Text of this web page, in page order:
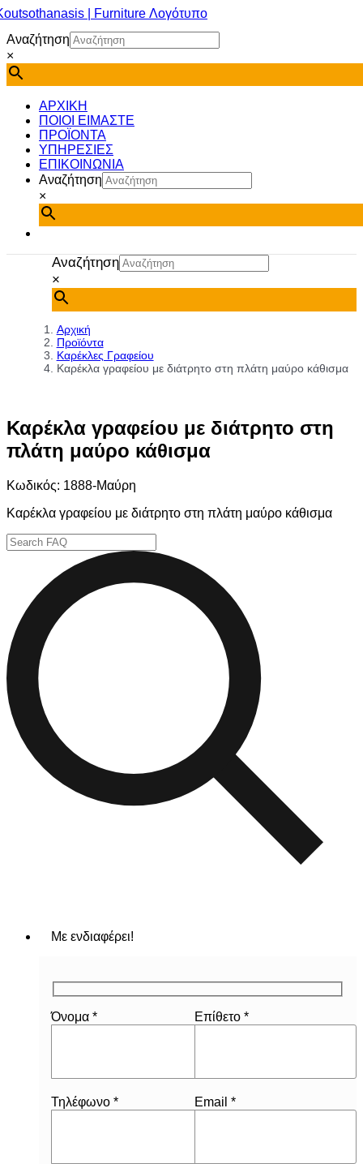
Μετάβαση
περιεχόμενο
Αναζήτηση
×
Αναζήτηση
×
ΑΡΧΙΚΗ
ΠΟΙΟΙ ΕΙΜΑΣΤΕ
ΠΡΟΪΟΝΤΑ
ΥΠΗΡΕΣΙΕΣ
ΕΠΙΚΟΙΝΩΝΙΑ
Αναζήτηση
×
Αρχική
Προϊόντα
Καρέκλες Γραφείου
Καρέκλα γραφείου με διάτρητο στη πλάτη μαύρο κάθισμα
Καρέκλα γραφείου με διάτρητο στη
πλάτη μαύρο κάθισμα
Κωδικός: 1888-Μαύρη
Καρέκλα γραφείου με διάτρητο στη πλάτη μαύρο κάθισμα
Με ενδιαφέρει!
Όνομα * Επίθετο *
Τηλέφωνο * Email *